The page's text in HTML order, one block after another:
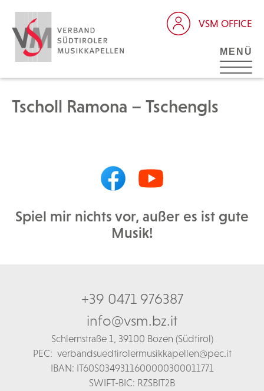
VSM OFFICE
MENÜ
Tscholl Ramona – Tschengls
Spiel mir nichts vor, außer es ist gute
Musik!
+39 0471 976387
info@vsm.bz.it
Schlernstraße 1, 39100 Bozen (Südtirol)
PEC: verbandsuedtirolermusikkapellen@pec.it
IBAN: IT60S0349311600000300011771
SWIFT-BIC: RZSBIT2B